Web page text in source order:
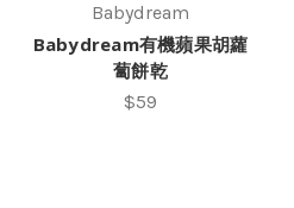
Babydream
Babydream有機蘋果胡蘿
蔔餅乾
$59